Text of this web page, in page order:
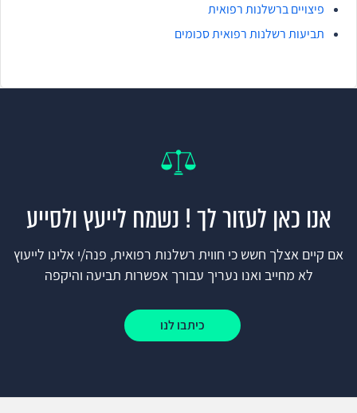
פיצויים ברשלנות רפואית
תביעות רשלנות רפואית סכומים
אנו כאן לעזור לך ! נשמח לייעץ ולסייע
אם קיים אצלך חשש כי חווית רשלנות רפואית, פנה/י אלינו לייעוץ
לא מחייב ואנו נעריך עבורך אפשרות תביעה והיקפה
כיתבו לנו